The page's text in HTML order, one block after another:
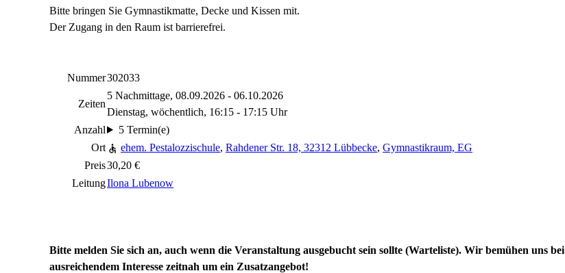
Bitte bringen Sie Gymnastikmatte, Decke und Kissen mit.
Der Zugang in den Raum ist barrierefrei.
Nummer302033
Zeiten
5 Nachmittage, 08.09.2026 - 06.10.2026
Dienstag, wöchentlich, 16:15 - 17:15 Uhr
Anzahl
5 Termin(e)
Ort
ehem. Pestalozzischule, Rahdener Str. 18, 32312 Lübbecke, Gymnastikraum, EG
Preis30,20 €
LeitungIlona Lubenow
Bitte melden Sie sich an, auch wenn die Veranstaltung ausgebucht sein sollte (Warteliste). Wir bemühen uns bei
ausreichendem Interesse zeitnah um ein Zusatzangebot!